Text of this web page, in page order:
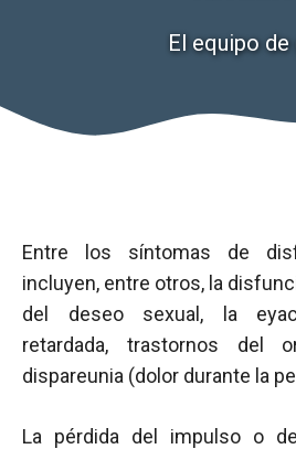
El equipo de
Entre los síntomas de
incluyen, entre otros, la
del deseo sexual, la
retardada, trastornos del
dispareunia (dolor durante la
La pérdida del impulso o